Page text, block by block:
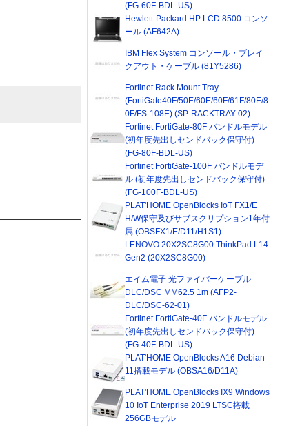
(FG-60F-BDL-US)
Hewlett-Packard HP LCD 8500 コンソ
ール (AF642A)
IBM Flex System コンソール・ブレイ
クアウト・ケーブル (81Y5286)
Fortinet Rack Mount Tray
(FortiGate40F/50E/60E/60F/61F/80E/8
0F/FS-108E) (SP-RACKTRAY-02)
Fortinet FortiGate-80F バンドルモデル
(初年度先出しセンドバック保守付)
(FG-80F-BDL-US)
Fortinet FortiGate-100F バンドルモデ
ル (初年度先出しセンドバック保守付)
(FG-100F-BDL-US)
PLAT'HOME OpenBlocks IoT FX1/E
H/W保守及びサブスクリプション1年付
属 (OBSFX1/E/D11/H1S1)
LENOVO 20X2SC8G00 ThinkPad L14
Gen2 (20X2SC8G00)
エイム電子 光ファイバーケーブル
DLC/DSC MM62.5 1m (AFP2-
DLC/DSC-62-01)
Fortinet FortiGate-40F バンドルモデル
(初年度先出しセンドバック保守付)
(FG-40F-BDL-US)
PLAT'HOME OpenBlocks A16 Debian
11搭載モデル (OBSA16/D11A)
PLAT'HOME OpenBlocks IX9 Windows
10 IoT Enterprise 2019 LTSC搭載
256GBモデル